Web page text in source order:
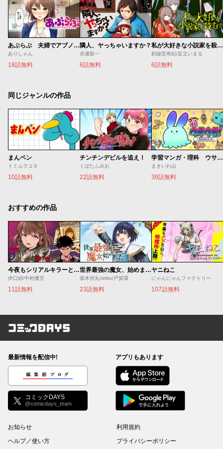
あぶらぶ 夫婦でアブノーマルなラブしませんか？
ありしゃん
18話無料
隣人、ヤっちゃいますか？
赤瀬新一
6話無料
私が大好きな小説家を殺すまで
斜線堂有紀/足立いまる
6話無料
同じジャンルの作品
まんペン
トミムラコタ
10話無料
チンチンデビルを追え！
くぼたふみお
22話無料
学習マンガ・理科 ウサウサ！
まきいわ山
39話無料
おすすめの作品
今夜もシリアルキラーと待ち合わせ
伊口紺/中村優児
11話無料
世界最強の魔女、始めました ～私だけ『攻略サイト』を見れる世界で自由に生きます～
坂木持丸/riritto/戸賀環
23話無料
ヤニねこ
にゃんにゃんファクトリー
107話無料
コミックDAYS
最新情報を配信中!
編集部ブログ
コミックDAYS
@comicdays_team
アプリもあります
お知らせ
ヘルプ／使い方
利用規約
プライバシーポリシー